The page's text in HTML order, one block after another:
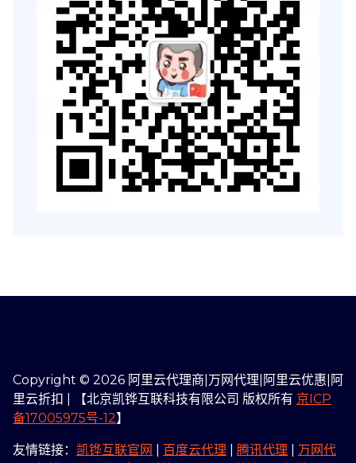
Copyright © 2026 阿里云代理商|万网代理|阿里云优惠|阿
里云折扣 | 【北京凯铧互联科技有限公司 版权所有 京ICP
备17005975号-12】
友情链接： 凯铧互联官网 百度云代理 腾讯代理
万网代